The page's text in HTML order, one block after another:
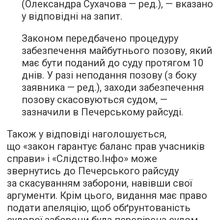
(Олександра Сухачова — ред.), — вказано
у відповідні на запит.
Законом передбачено процедуру
забезпечення майбутнього позову, який
має бути поданий до суду протягом 10
днів. У разі неподання позову (з боку
заявника — ред.), заходи забезпечення
позову скасовуються судом, —
зазначили в Печерському райсуді.
Також у відповіді наголошується,
що «закон гарантує баланс прав учасників
справи» і «Слідство.Інфо» може
звернутись до Печерського райсуду
за скасуванням заборони, навівши свої
аргументи. Крім цього, видання має право
подати апеляцію, щоб обґрунтованість